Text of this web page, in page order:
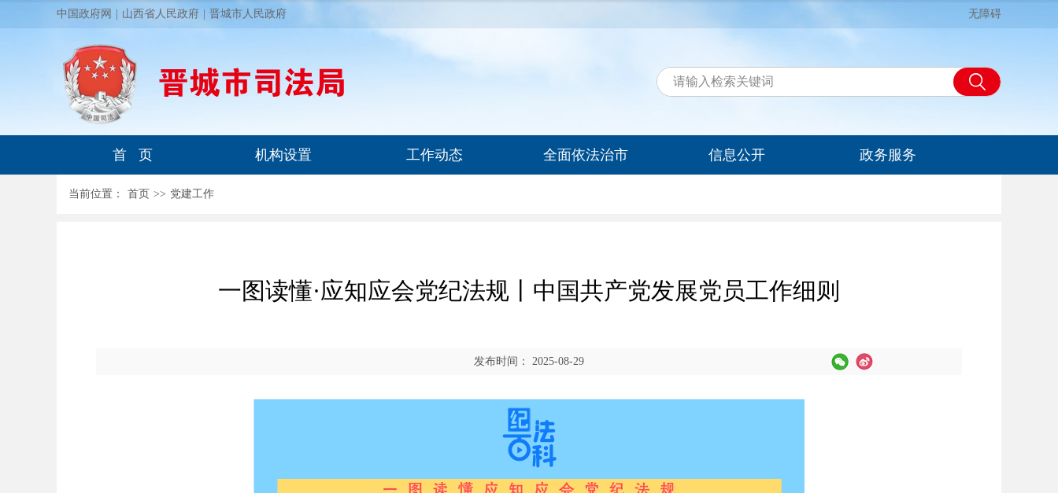
中国政府网 山西省人民政府 晋城市人民政府 无障碍
首 页 机构设置 工作动态 全面依法治市 信息公开 政务服务
当前位置： 首页 >> 党建工作
一图读懂·应知应会党纪法规丨中国共产党发展党员工作细则
发布时间： 2025-08-29